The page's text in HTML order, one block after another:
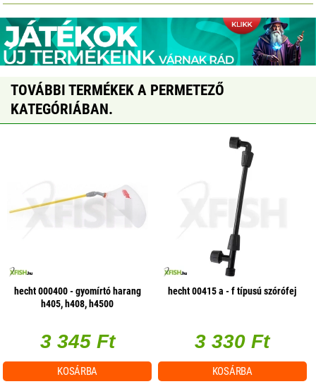
TOVÁBBI TERMÉKEK A PERMETEZŐ
KATEGÓRIÁBAN.
hecht 000400 - gyomírtó harang
h405, h408, h4500
3 345 Ft
KOSÁRBA
hecht 00415 a - f típusú szórófej
3 330 Ft
KOSÁRBA